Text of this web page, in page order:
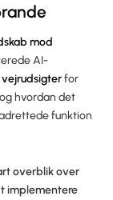
mod
AI-
vejrudsigterfor
hvordan det
funktion
overblik over
implementere